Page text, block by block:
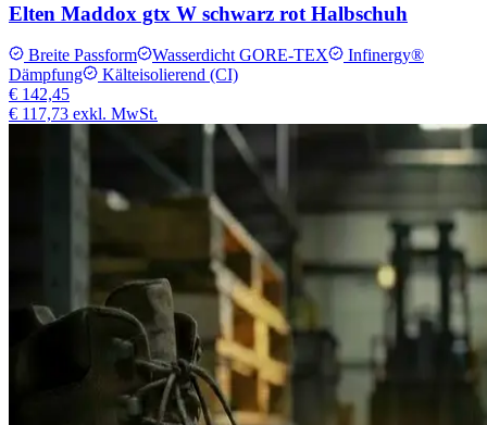
Elten Maddox gtx W schwarz rot Halbschuh
Breite Passform Wasserdicht GORE-TEX
Infinergy®
Dämpfung
Kälteisolierend (CI)
€ 142,45
€ 117,73 exkl. MwSt.